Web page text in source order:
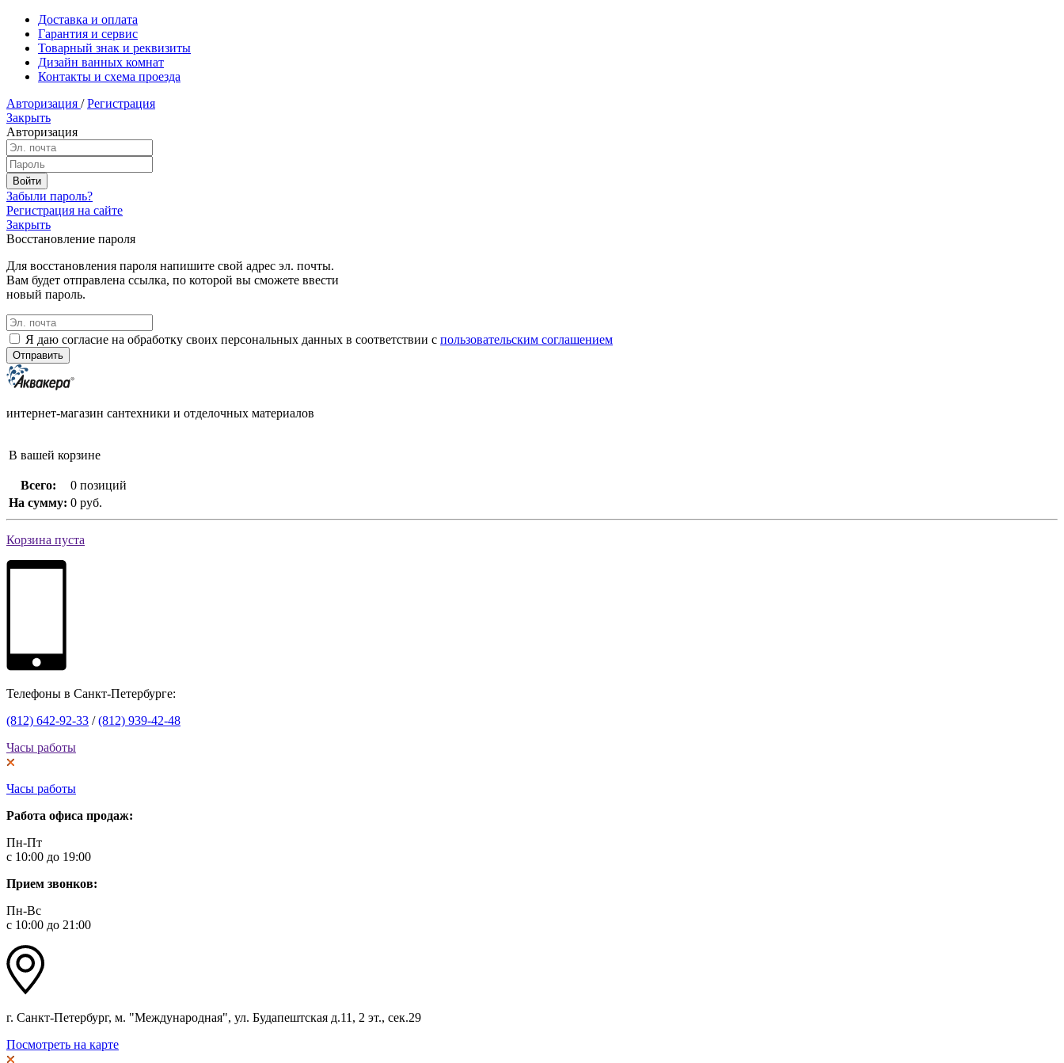
Доставка и оплата
Гарантия и сервис
Товарный знак и реквизиты
Дизайн ванных комнат
Контакты и схема проезда
Авторизация / Регистрация
Закрыть
Авторизация
Забыли пароль?
Регистрация на сайте
Закрыть
Восстановление пароля
Для восстановления пароля напишите свой адрес эл. почты.
Вам будет отправлена ссылка, по которой вы сможете ввести
новый пароль.
Я даю согласие на обработку своих персональных данных в соответствии с пользовательским соглашением
интернет-магазин сантехники и отделочных материалов
В вашей корзине
Всего:
0 позиций
На сумму: 0 руб.
Корзина пуста
Телефоны в Санкт-Петербурге:
(812) 642-92-33 /(812) 939-42-48
Часы работы
Часы работы
Работа офиса продаж:
Пн-Пт
с 10:00 до 19:00
Прием звонков:
Пн-Вс
с 10:00 до 21:00
г. Санкт-Петербург, м. "Международная", ул. Будапештская д.11, 2 эт., сек.29
Посмотреть на карте